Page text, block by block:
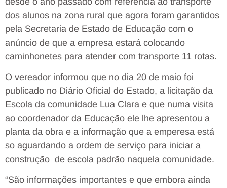
dos alunos na zona rural que agora foram garantidos
pela Secretaria de Estado de Educação com o
anúncio de que a empresa estará colocando
caminhonetes para atender com transporte 11 rotas.
O vereador informou que no dia 20 de maio foi
publicado no Diário Oficial do Estado, a licitação da
Escola da comunidade Lua Clara e que numa visita
ao coordenador da Educação ele lhe apresentou a
planta da obra e a informação que a emperesa está
so aguardando a ordem de serviço para iniciar a
construção de escola padrão naquela comunidade.
“São informações importantes e que embora ainda